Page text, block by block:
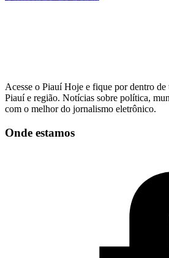
Acesse o Piauí Hoje e fique por dentro de
Piauí e região. Notícias sobre política,
com o melhor do jornalismo eletrônico.
Onde estamos